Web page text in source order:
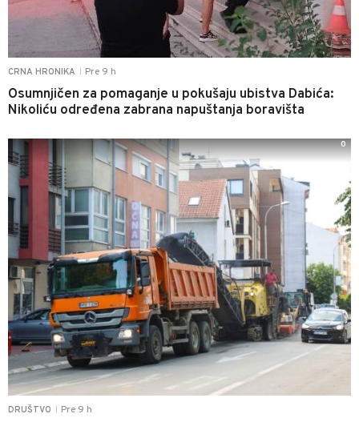
CRNA HRONIKA Pre 9 h
Osumnjičen za pomaganje u pokušaju ubistva Dabića:
Nikoliću određena zabrana napuštanja boravišta
DRUŠTVO Pre 9 h
0